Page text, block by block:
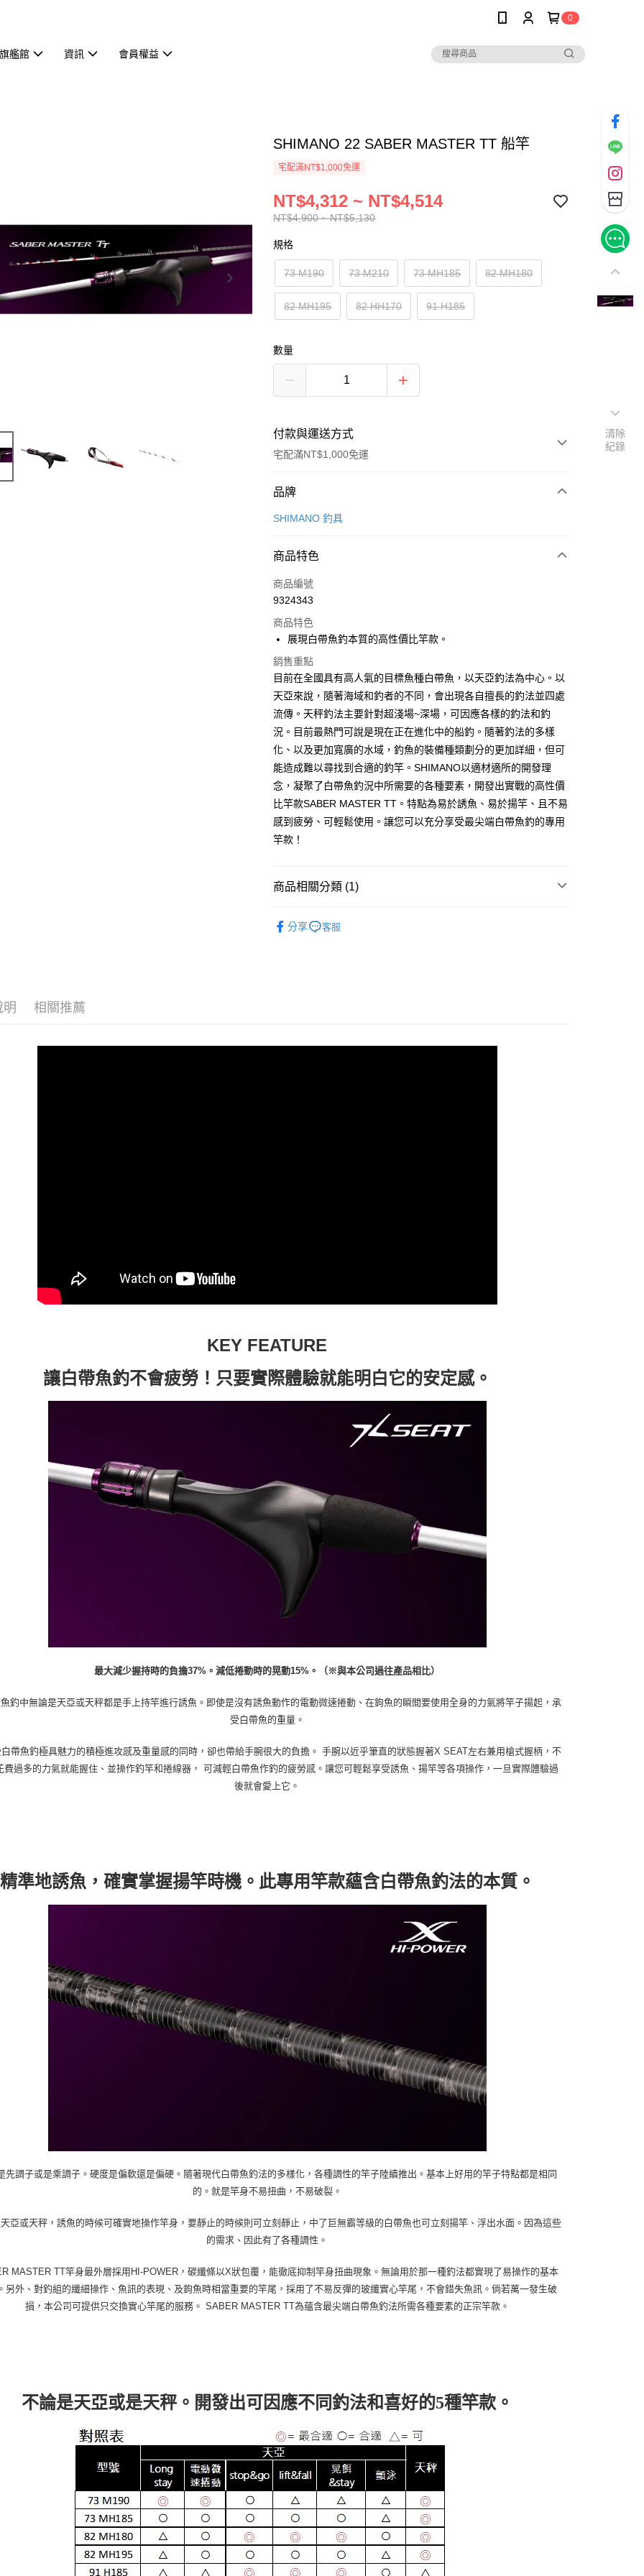
0
艦館 資訊 會員權益
SHIMANO 22 SABER MASTER TT 船竿
宅配滿NT$1,000免運
NT$4,900 ~ NT$5,130
NT$4,312 ~ NT$4,514
規格
73 M190 73 M210 73 MH185 82 MH180
82 MH195 82 HH170 91 H185
數量
付款與運送方式
宅配滿NT$1,000免運
付款方式
信用卡一次付款
合作金庫商業銀行
華南商業銀行
上海商業儲蓄銀行
國泰世華商業銀行
兆豐國際商業銀行
匯豐（台灣）商業銀行
聯邦商業銀行
遠東國際商業銀行
元大商業銀行
永豐商業銀行
玉山商業銀行
星展（台灣）商業銀行
台新國際商業銀行
中國信託商業銀行
6 期 0 利率 每期
華南商業銀行
上海商業儲蓄銀行
台北富邦商業銀行
國泰世華商業銀行
臺灣中小企業銀行
台中商業銀行
聯邦商業銀行
遠東國際商業銀行
元大商業銀行
永豐商業銀行
玉山商業銀行
星展（台灣）商業銀行
台新國際商業銀行
中國信託商業銀行
台灣樂天信用卡公司
LINE Pay
Apple Pay
悠遊付
Google Pay
全盈+PAY
ATM付款
新竹貨運
每筆NT$100，滿NT$1,000(含以上)免運費
免運費
品牌
SHIMANO 釣具
商品特色
商品編號
9324343
商品特色
展現白帶魚釣本質的高性價比竿款。
銷售重點
目前在全國具有高人氣的目標魚種白帶魚，以天亞釣法為中心。以
天亞來說，隨著海域和釣者的不同，會出現各自擅長的釣法並四處
流傳。天秤釣法主要針對超淺場~深場，可因應各樣的釣法和釣
況。目前最熱門可說是現在正在進化中的船釣。隨著釣法的多樣
化、以及更加寬廣的水域，釣魚的裝備種類劃分的更加詳細，但可
能造成難以尋找到合適的釣竿。SHIMANO以適材適所的開發理
念，凝聚了白帶魚釣況中所需要的各種要素，開發出實戰的高性價
比竿款SABER MASTER TT。特點為易於誘魚、易於揚竿、且不易
感到疲勞、可輕鬆使用。讓您可以充分享受最尖端白帶魚釣的專用
竿款！
商品相關分類 (1)
分享
客服
明 相關推薦
KEY FEATURE
讓白帶魚釣不會疲勞！只要實際體驗就能明白它的安定感。
最大減少握持時的負擔37%。減低捲動時的晃動15%。（※與本公司過往產品相比）
釣中無論是天亞或天秤都是手上持竿進行誘魚。即使是沒有誘魚動作的電動微速捲動、在鉤魚的瞬間要使用全身的力氣將竿子揚起，承
受白帶魚的重量。
帶魚釣極具魅力的積極進攻感及重量感的同時，卻也帶給手腕很大的負擔。 手腕以近乎筆直的狀態握著X SEAT左右兼用槍式握柄，不
費過多的力氣就能握住、並操作釣竿和捲線器， 可減輕白帶魚作釣的疲勞感。讓您可輕鬆享受誘魚、揚竿等各項操作，一旦實際體驗過
後就會愛上它。
精準地誘魚，確實掌握揚竿時機。此專用竿款蘊含白帶魚釣法的本質。
先調子或是乘調子。硬度是偏軟還是偏硬。隨著現代白帶魚釣法的多樣化，各種調性的竿子陸續推出。基本上好用的竿子特點都是相同
的。就是竿身不易扭曲，不易破裂。
亞或天秤，誘魚的時候可確實地操作竿身，要靜止的時候則可立刻靜止，中了巨無霸等級的白帶魚也可立刻揚竿、浮出水面。因為這些
的需求、因此有了各種調性。
MASTER TT竿身最外層採用HI-POWER，碳纖條以X狀包覆，能徹底抑制竿身扭曲現象。無論用於那一種釣法都實現了易操作的基本
另外、對釣組的纖細操作、魚訊的表現、及鉤魚時相當重要的竿尾，採用了不易反彈的玻纖實心竿尾，不會錯失魚訊。倘若萬一發生破
損，本公司可提供只交換實心竿尾的服務。 SABER MASTER TT為蘊含最尖端白帶魚釣法所需各種要素的正宗竿款。
不論是天亞或是天秤。開發出可因應不同釣法和喜好的5種竿款。
清除
紀錄